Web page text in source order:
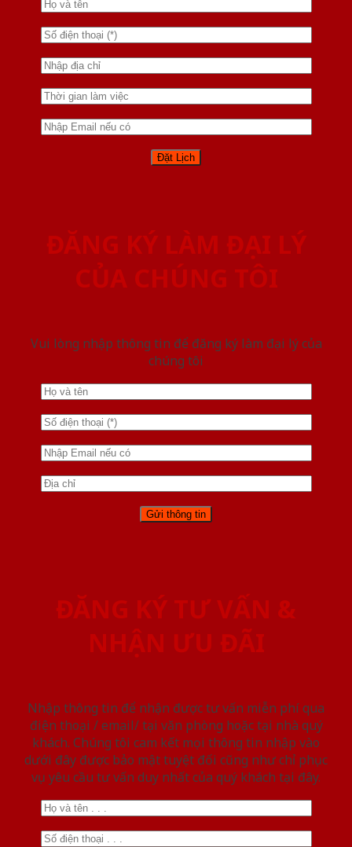
ĐĂNG KÝ LÀM ĐẠI LÝ
CỦA CHÚNG TÔI
Vui lòng nhập thông tin để đăng ký làm đại lý của
chúng tôi
ĐĂNG KÝ TƯ VẤN &
NHẬN ƯU ĐÃI
Nhập thông tin để nhận được tư vấn miễn phí qua
điện thoại / email/ tại văn phòng hoặc tại nhà quý
khách. Chúng tôi cam kết mọi thông tin nhập vào
dưới đây được bảo mật tuyệt đối cũng như chỉ phục
vụ yêu cầu tư vấn duy nhất của quý khách tại đây.